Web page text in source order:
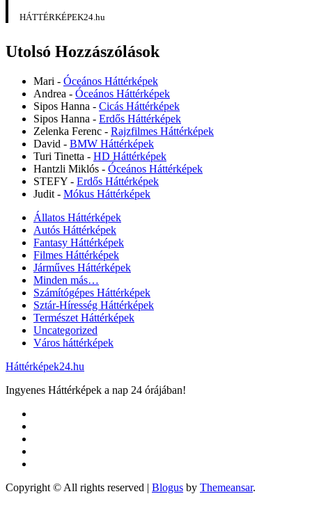
HÁTTÉRKÉPEK24.hu
Utolsó Hozzászólások
Mari - Óceános Háttérképek
Andrea - Óceános Háttérképek
Sipos Hanna - Cicás Háttérképek
Sipos Hanna - Erdős Háttérképek
Zelenka Ferenc - Rajzfilmes Háttérképek
David - BMW Háttérképek
Turi Tinetta - HD Háttérképek
Hantzli Miklós - Óceános Háttérképek
STEFY - Erdős Háttérképek
Judit - Mókus Háttérképek
Állatos Háttérképek
Autós Háttérképek
Fantasy Háttérképek
Filmes Háttérképek
Járműves Háttérképek
Minden más…
Számítógépes Háttérképek
Sztár-Híresség Háttérképek
Természet Háttérképek
Uncategorized
Város háttérképek
Háttérképek24.hu
Ingyenes Háttérképek a nap 24 órájában!
Copyright © All rights reserved | Blogus by Themeansar.